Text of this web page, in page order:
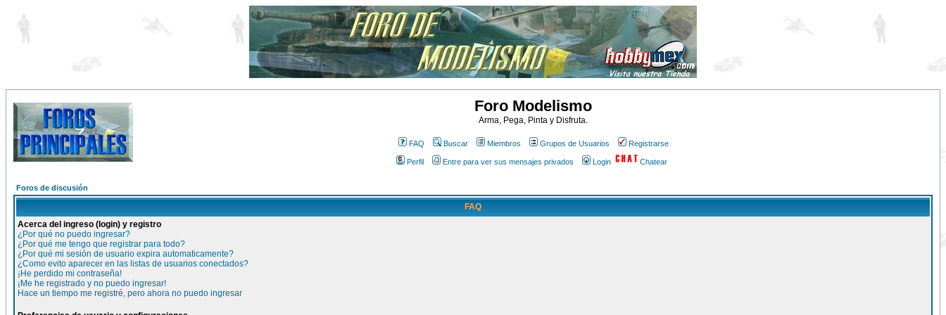
Foro Modelismo
Arma, Pega, Pinta y Disfruta.
FAQ Buscar Miembros Grupos de Usuarios Registrarse
Perfil Entre para ver sus mensajes privados Login Chatear
Foros de discusión
FAQ
Acerca del ingreso (login) y registro
¿Por qué no puedo ingresar?
¿Por qué me tengo que registrar para todo?
¿Por qué mi sesión de usuario expira automaticamente?
¿Como evito aparecer en las listas de usuarios conectados?
¡He perdido mi contraseña!
¡Me he registrado y no puedo ingresar!
Hace un tiempo me registré, pero ahora no puedo ingresar